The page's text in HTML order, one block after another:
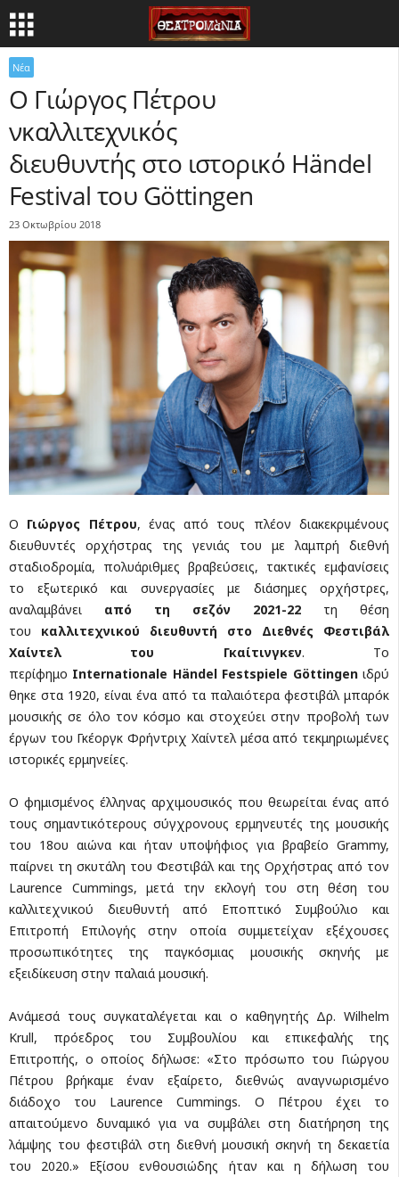
Νέα
O Γιώργος Πέτρου
νκαλλιτεχνικός
διευθυντής στο ιστορικό Händel
Festival του Göttingen
23 Οκτωβρίου 2018
O Γιώργος Πέτρου, ένας από τους πλέον διακεκριμένους
διευθυντές ορχήστρας της γενιάς του με λαμπρή διεθνή
σταδιοδρομία, πολυάριθμες βραβεύσεις, τακτικές εμφανίσεις
το εξωτερικό και συνεργασίες με διάσημες ορχήστρες,
αναλαμβάνει από τη σεζόν 2021-22 τη θέση
του καλλιτεχνικού διευθυντή στο Διεθνές Φεστιβάλ
Χαίντελ του Γκαίτινγκεν. Τo
περίφημο Internationale Händel Festspiele Göttingenιδρύ
θηκε στα 1920, είναι ένα από τα παλαιότερα φεστιβάλ μπαρόκ
μουσικής σε όλο τον κόσμο και στοχεύει στην προβολή των
έργων του Γκέοργκ Φρήντριχ Χαίντελ μέσα από τεκμηριωμένες
ιστορικές ερμηνείες.
Ο φημισμένος έλληνας αρχιμουσικός που θεωρείται ένας από
τους σημαντικότερους σύγχρονους ερμηνευτές της μουσικής
του 18ου αιώνα και ήταν υποψήφιος για βραβείο Grammy,
παίρνει τη σκυτάλη του Φεστιβάλ και της Ορχήστρας από τον
Laurence Cummings, μετά την εκλογή του στη θέση του
καλλιτεχνικού διευθυντή από Εποπτικό Συμβούλιο και
Επιτροπή Επιλογής στην οποία συμμετείχαν εξέχουσες
προσωπικότητες της παγκόσμιας μουσικής σκηνής με
εξειδίκευση στην παλαιά μουσική.
Aνάμεσά τους συγκαταλέγεται και ο καθηγητής Δρ. Wilhelm
Krull, πρόεδρος του Συμβουλίου και επικεφαλής της
Επιτροπής, ο οποίος δήλωσε: «Στο πρόσωπο του Γιώργου
Πέτρου βρήκαμε έναν εξαίρετο, διεθνώς αναγνωρισμένο
διάδοχο του Laurence Cummings. Ο Πέτρου έχει το
απαιτούμενο δυναμικό για να συμβάλει στη διατήρηση της
λάμψης του φεστιβάλ στη διεθνή μουσική σκηνή τη δεκαετία
του 2020.» Εξίσου ενθουσιώδης ήταν και η δήλωση του